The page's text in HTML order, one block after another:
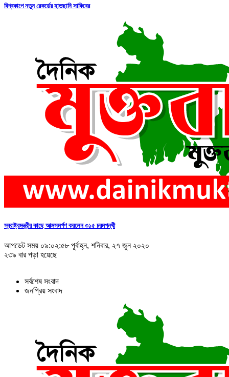
বিশ্বকাপে নতুন রেকর্ডের হাতছানি সাকিবের
স্বরাষ্ট্রমন্ত্রীর কাছে আত্মসমর্পণ করলেন ৩১৫ চরমপন্থী
আপডেট সময় ০৯:০২:৫৮ পূর্বাহ্ন, শনিবার, ২৭ জুন ২০২০
২৩৯ বার পড়া হয়েছে
সর্বশেষ সংবাদ
জনপ্রিয় সংবাদ